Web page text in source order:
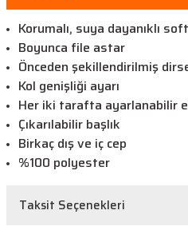
Korumalı, suya dayanıklı
Boyunca file astar
Önceden şekillendirilmiş
Kol genişliği ayarı
Her iki tarafta ayarlanabilir
Çıkarılabilir başlık
Birkaç dış ve iç cep
%100 polyester
Taksit Seçenekleri